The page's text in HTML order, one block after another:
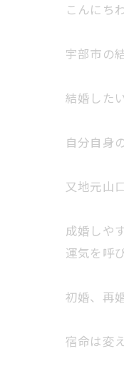
こんにちわ
宇部市の
結婚した
自分自身
又地元山
成婚しや
運気を呼
初婚、再
宿命は変